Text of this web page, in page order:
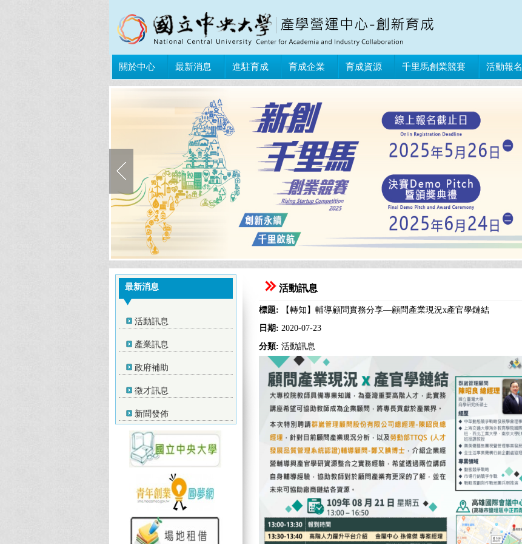
關於中心 最新消息 進駐育成 育成企業 育成資源 千里馬創業競賽 活動報名
最新消息
活動訊息
產業訊息
政府補助
徵才訊息
新聞發佈
活動訊息
標題: 【轉知】輔導顧問實務分享—顧問產業現況x產官學鏈結
日期: 2020-07-23
分類: 活動訊息